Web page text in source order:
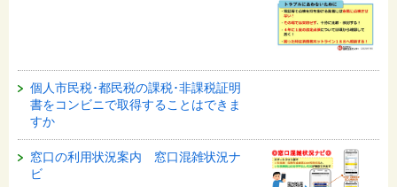
個人市民税･都民税の課税･非課税証明
書をコンビニで取得することはできま
すか
窓口の利用状況案内 窓口混雑状況ナ
ビ